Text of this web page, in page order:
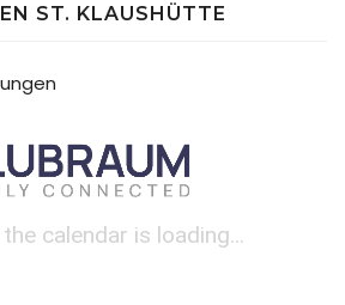
ST. KLAUSHÜTTE